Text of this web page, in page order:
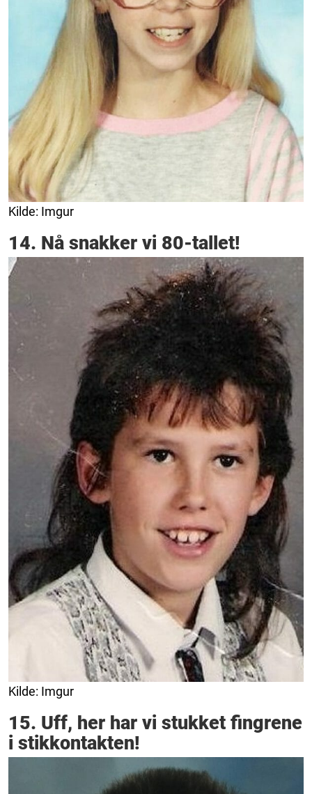
Kilde: Imgur
14. Nå snakker vi 80-tallet!
Kilde: Imgur
15. Uff, her har vi stukket fingrene
i stikkontakten!